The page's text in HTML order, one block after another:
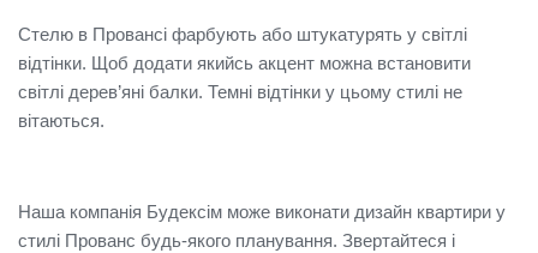
Стелю в Провансі фарбують або штукатурять у світлі
відтінки. Щоб додати якийсь акцент можна встановити
світлі дерев’яні балки. Темні відтінки у цьому стилі не
вітаються.
Наша компанія Будексім може виконати дизайн квартири у
стилі Прованс будь-якого планування. Звертайтеся і